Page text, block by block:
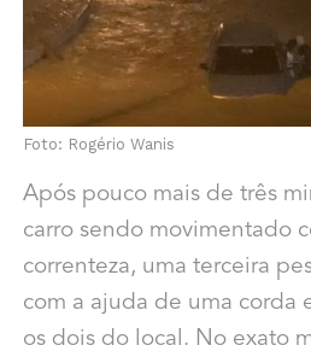
Foto: Rogério Wanis
Após pouco mais de três
carro sendo movimentado
correnteza, uma terceira
com a ajuda de uma corda
os dois do local. No exato